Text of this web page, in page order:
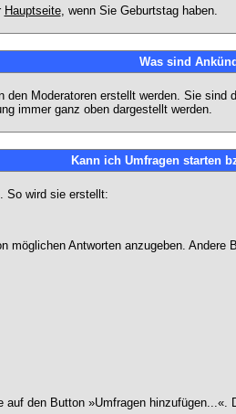
Hauptseite, wenn Sie Geburtstag haben.
Was sind
Moderatoren erstellt werden. Sie
immer ganz oben dargestellt werden.
Kann ich Umfragen starten
So wird sie erstellt:
Antworten anzugeben.
den Button »Umfragen